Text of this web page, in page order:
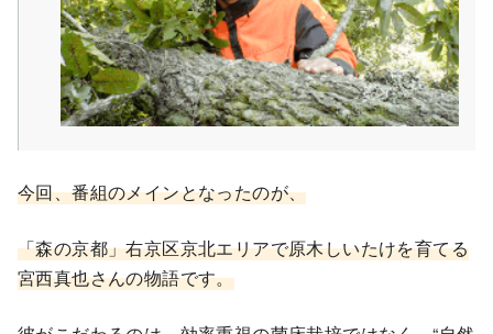
今回、番組のメインとなったのが、
「森の京都」右京区京北エリアで原木しいたけを育てる
宮西真也さんの物語です。